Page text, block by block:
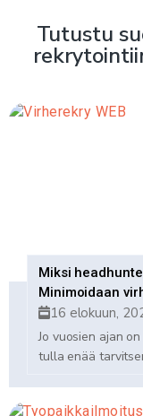
Tutustu
Miksi
Minimoidaan
16 elokuun,
Jo vuosien ajan
tulla enää